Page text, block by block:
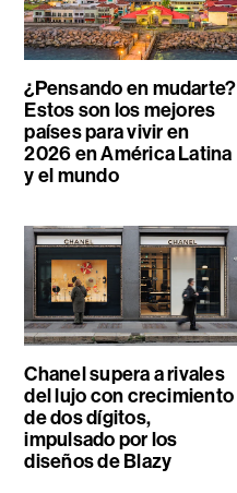
¿Pensando en mudarte?
Estos son los mejores
países para vivir en
2026 en América Latina
y el mundo
Chanel supera a rivales
del lujo con crecimiento
de dos dígitos,
impulsado por los
diseños de Blazy